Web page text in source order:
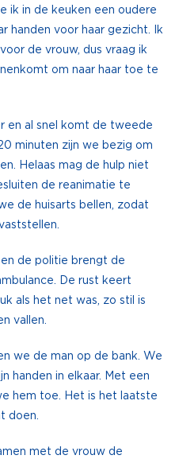
ik in de keuken een oudere
handen voor haar gezicht. Ik
de vrouw, dus vraag ik
om naar haar toe te
en al snel komt de tweede
minuten zijn we bezig om
Helaas mag de hulp niet
de reanimatie te
de huisarts bellen, zodat
de politie brengt de
De rust keert
als het net was, zo stil is
vallen.
we de man op de bank. We
handen in elkaar. Met een
hem toe. Het is het laatste
doen.
met de vrouw de